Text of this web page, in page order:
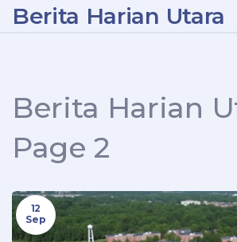
Berita Harian Utara
Berita Harian
Page 2
12
Sep